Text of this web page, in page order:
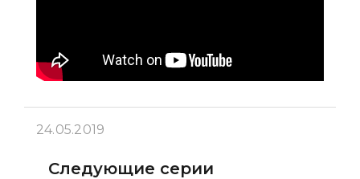
24.05.2019
Следующие серии